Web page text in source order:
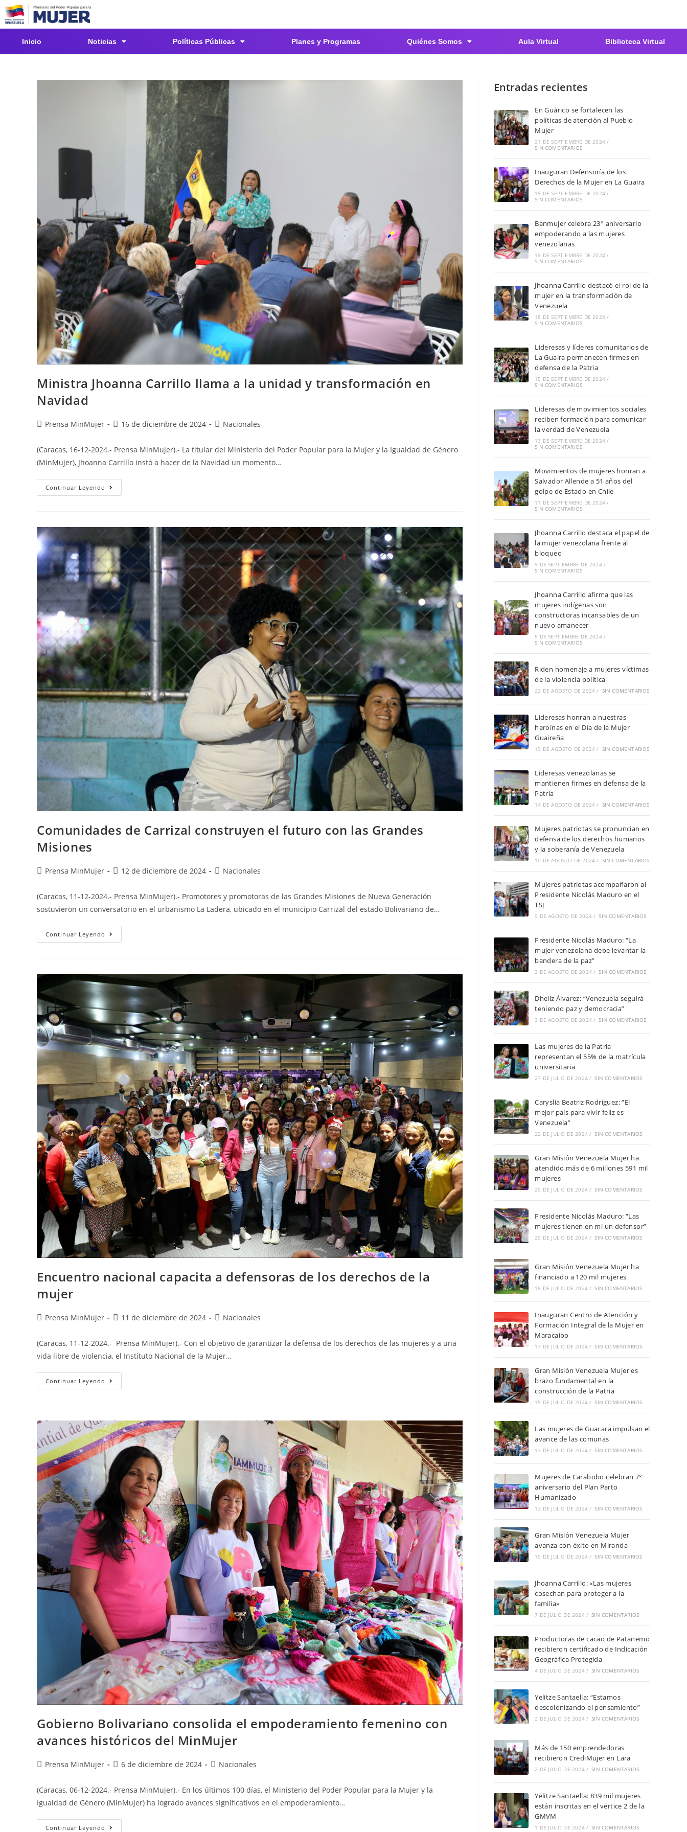
Inicio Noticias Políticas Públicas Planes y Programas Quiénes Somos Aula Virtual Biblioteca Virtual
Ministra Jhoanna Carrillo llama a la unidad y transformación en
Navidad
Prensa MinMujer 16 de diciembre de 2024 Nacionales
(Caracas, 16-12-2024.- Prensa MinMujer).- La titular del Ministerio del Poder Popular para la Mujer y la Igualdad de Género
(MinMujer), Jhoanna Carrillo instó a hacer de la Navidad un momento…
Continuar Leyendo
Comunidades de Carrizal construyen el futuro con las Grandes
Misiones
Prensa MinMujer 12 de diciembre de 2024 Nacionales
(Caracas, 11-12-2024.- Prensa MinMujer).- Promotores y promotoras de las Grandes Misiones de Nueva Generación
sostuvieron un conversatorio en el urbanismo La Ladera, ubicado en el municipio Carrizal del estado Bolivariano de…
Continuar Leyendo
Encuentro nacional capacita a defensoras de los derechos de la
mujer
Prensa MinMujer 11 de diciembre de 2024 Nacionales
(Caracas, 11-12-2024.- Prensa MinMujer).- Con el objetivo de garantizar la defensa de los derechos de las mujeres y a una
vida libre de violencia, el Instituto Nacional de la Mujer…
Continuar Leyendo
Gobierno Bolivariano consolida el empoderamiento femenino con
avances históricos del MinMujer
Prensa MinMujer 6 de diciembre de 2024 Nacionales
(Caracas, 06-12-2024.- Prensa MinMujer).- En los últimos 100 días, el Ministerio del Poder Popular para la Mujer y la
Igualdad de Género (MinMujer) ha logrado avances significativos en el empoderamiento…
Continuar Leyendo
Entradas recientes
En Guárico se fortalecen las
políticas de atención al Pueblo
Mujer
21 DE SEPTIEMBRE DE 2024 /
SIN COMENTARIOS
Inauguran Defensoría de los
Derechos de la Mujer en La Guaira
19 DE SEPTIEMBRE DE 2024 /
SIN COMENTARIOS
Banmujer celebra 23° aniversario
empoderando a las mujeres
venezolanas
19 DE SEPTIEMBRE DE 2024 /
SIN COMENTARIOS
Jhoanna Carrillo destacó el rol de la
mujer en la transformación de
Venezuela
18 DE SEPTIEMBRE DE 2024 /
SIN COMENTARIOS
Lideresas y líderes comunitarios de
La Guaira permanecen firmes en
defensa de la Patria
15 DE SEPTIEMBRE DE 2024 /
SIN COMENTARIOS
Lideresas de movimientos sociales
reciben formación para comunicar
la verdad de Venezuela
13 DE SEPTIEMBRE DE 2024 /
SIN COMENTARIOS
Movimientos de mujeres honran a
Salvador Allende a 51 años del
golpe de Estado en Chile
11 DE SEPTIEMBRE DE 2024 /
SIN COMENTARIOS
Jhoanna Carrillo destaca el papel de
la mujer venezolana frente al
bloqueo
9 DE SEPTIEMBRE DE 2024 /
SIN COMENTARIOS
Jhoanna Carrillo afirma que las
mujeres indígenas son
constructoras incansables de un
nuevo amanecer
5 DE SEPTIEMBRE DE 2024 /
SIN COMENTARIOS
Riden homenaje a mujeres víctimas
de la violencia política
22 DE AGOSTO DE 2024 / SIN COMENTARIOS
Lideresas honran a nuestras
heroínas en el Día de la Mujer
Guaireña
19 DE AGOSTO DE 2024 / SIN COMENTARIOS
Lideresas venezolanas se
mantienen firmes en defensa de la
Patria
14 DE AGOSTO DE 2024 / SIN COMENTARIOS
Mujeres patriotas se pronuncian en
defensa de los derechos humanos
y la soberanía de Venezuela
10 DE AGOSTO DE 2024 / SIN COMENTARIOS
Mujeres patriotas acompañaron al
Presidente Nicolás Maduro en el
TSJ
9 DE AGOSTO DE 2024 / SIN COMENTARIOS
Presidente Nicolás Maduro: “La
mujer venezolana debe levantar la
bandera de la paz”
3 DE AGOSTO DE 2024 / SIN COMENTARIOS
Dheliz Álvarez: “Venezuela seguirá
teniendo paz y democracia”
3 DE AGOSTO DE 2024 / SIN COMENTARIOS
Las mujeres de la Patria
representan el 55% de la matrícula
universitaria
27 DE JULIO DE 2024 / SIN COMENTARIOS
Caryslia Beatriz Rodríguez: “El
mejor país para vivir feliz es
Venezuela”
22 DE JULIO DE 2024 / SIN COMENTARIOS
Gran Misión Venezuela Mujer ha
atendido más de 6 millones 591 mil
mujeres
20 DE JULIO DE 2024 / SIN COMENTARIOS
Presidente Nicolás Maduro: “Las
mujeres tienen en mí un defensor”
20 DE JULIO DE 2024 / SIN COMENTARIOS
Gran Misión Venezuela Mujer ha
financiado a 120 mil mujeres
18 DE JULIO DE 2024 / SIN COMENTARIOS
Inauguran Centro de Atención y
Formación Integral de la Mujer en
Maracaibo
17 DE JULIO DE 2024 / SIN COMENTARIOS
Gran Misión Venezuela Mujer es
brazo fundamental en la
construcción de la Patria
15 DE JULIO DE 2024 / SIN COMENTARIOS
Las mujeres de Guacara impulsan el
avance de las comunas
13 DE JULIO DE 2024 / SIN COMENTARIOS
Mujeres de Carabobo celebran 7°
aniversario del Plan Parto
Humanizado
12 DE JULIO DE 2024 / SIN COMENTARIOS
Gran Misión Venezuela Mujer
avanza con éxito en Miranda
10 DE JULIO DE 2024 / SIN COMENTARIOS
Jhoanna Carrillo: «Las mujeres
cosechan para proteger a la
familia»
7 DE JULIO DE 2024 / SIN COMENTARIOS
Productoras de cacao de Patanemo
recibieron certificado de Indicación
Geográfica Protegida
4 DE JULIO DE 2024 / SIN COMENTARIOS
Yelitze Santaella: “Estamos
descolonizando el pensamiento”
2 DE JULIO DE 2024 / SIN COMENTARIOS
Más de 150 emprendedoras
recibieron CrediMujer en Lara
2 DE JULIO DE 2024 / SIN COMENTARIOS
Yelitze Santaella: 839 mil mujeres
están inscritas en el vértice 2 de la
GMVM
1 DE JULIO DE 2024 / SIN COMENTARIOS